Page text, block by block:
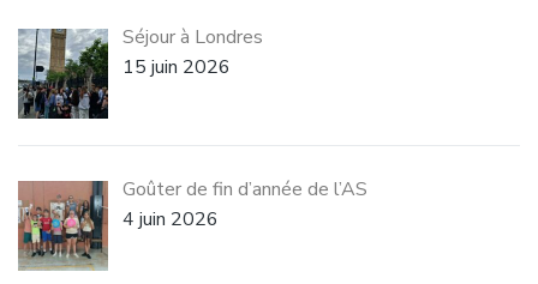
Séjour à Londres
15 juin 2026
Goûter de fin d’année de l’AS
4 juin 2026